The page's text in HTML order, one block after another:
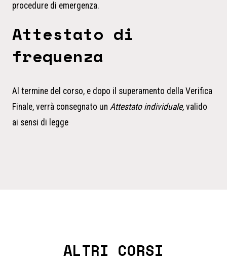
procedure di emergenza.
Attestato di
frequenza
Al termine del corso, e dopo il superamento della Verifica
Finale, verrà consegnato un Attestato individuale, valido
ai sensi di legge
ALTRI CORSI